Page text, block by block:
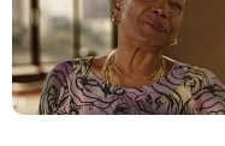
Terence Hillier
Treves
- 1 Episode :4
Simone Bendix
Fiona Luxford